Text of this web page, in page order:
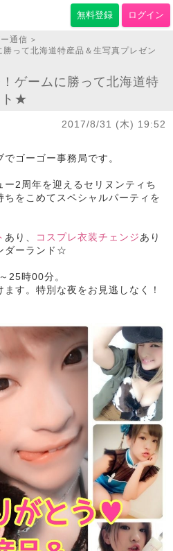
無料登録 ログイン
通信 >
って北海道特産品＆生写真プレゼン
ゲームに勝って北海道特
ト★
2017/8/31 (木) 19:52
ゴーゴー事務局です。
ー2周年を迎えるセリヌンティち
ちをこめてスペシャルパーティを
あり、 コスプレ衣装チェンジあり
ダーランド☆
25時00分。
ます。特別な夜をお見逃しなく！